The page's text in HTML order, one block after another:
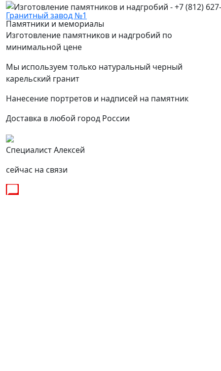
Гранитный завод №1
Памятники и мемориалы
Изготовление памятников и надгробий по
минимальной цене
Мы используем только натуральный черный
карельский гранит
Нанесение портретов и надписей на памятник
Доставка в любой город России
Специалист Алексей
сейчас на связи